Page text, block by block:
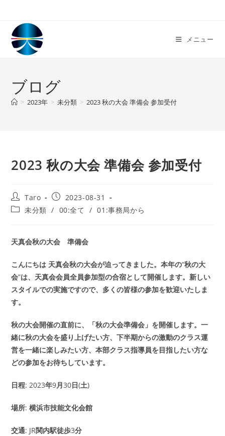
メニュー
ブログ
> 2023年 > 未分類 > 2023 秋の大会 準備会 参加受付
2023 秋の大会 準備会 参加受付
投
稿
者:
Taro
投
稿
公
2023-08-31
投
テ
ゴ
ー:
未分類 / 00:全て / 01:事務局から
天真会秋の大会 準備会
こんにちは 天真会秋の大会が迫ってきました。本年の“秋の大
会”は、天真会会員全員参加型の合宿として開催します。新しい
スタイルでの実施ですので、多くの皆様の参加を歓迎いたしま
す。
秋の大会開催の直前に、「秋の大会準備会」を開催します。一
緒に秋の大会を盛り上げたい方、下半期からの激動のクラス運
営を一緒に楽しみたい方、本部クラス指導員を目指したい方な
どの参加をお待ちしています。
日程: 2023年9月30日(土)
場所:横浜市技能文化会館
交通: JR関内駅徒歩3分